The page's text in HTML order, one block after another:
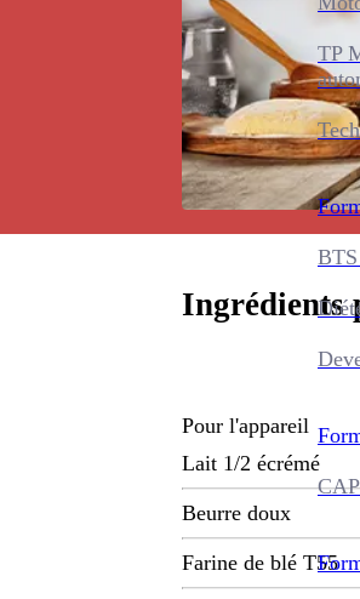
TP
Ingrédients
Pour l'appareil
Lait 1/2 écrémé
Beurre doux
Farine de blé T55